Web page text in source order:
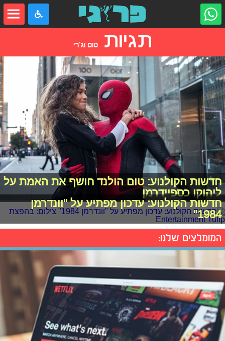
תגיותטום וג'רי
חדשות הקולנוע: טום הולנד חושף את האמת על
ליהוקו כספיידרמן
חדשות הקולנוע: עדכון מפתיע על "וונדרמן
1984"
המומלצים שלנו: